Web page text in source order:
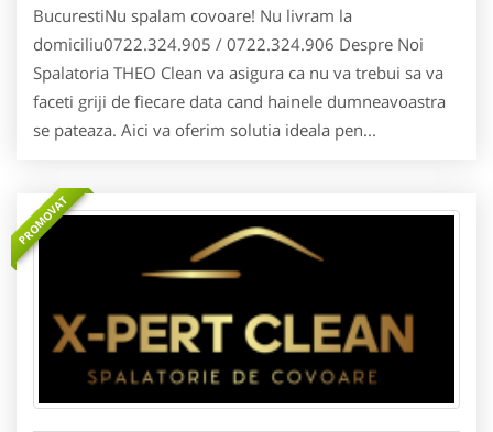
BucurestiNu spalam covoare! Nu livram la
domiciliu0722.324.905 / 0722.324.906 Despre Noi
Spalatoria THEO Clean va asigura ca nu va trebui sa va
faceti griji de fiecare data cand hainele dumneavoastra
se pateaza. Aici va oferim solutia ideala pen...
PROMOVAT